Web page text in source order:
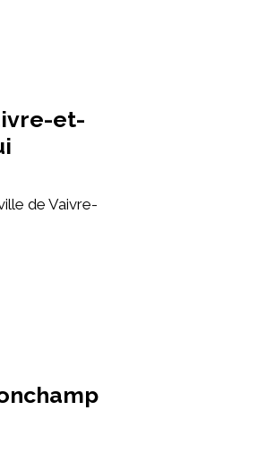
et-
de Vaivre-